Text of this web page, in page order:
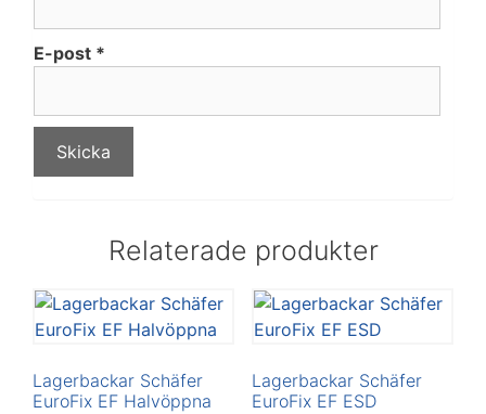
E-post *
Relaterade produkter
Lagerbackar Schäfer
EuroFix EF Halvöppna
Lagerbackar Schäfer
EuroFix EF ESD